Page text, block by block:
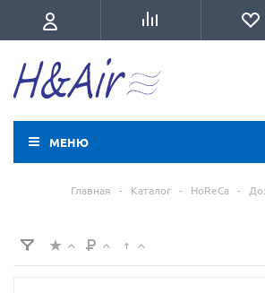
МЕНЮ
Главная - Каталог - HoReCa -